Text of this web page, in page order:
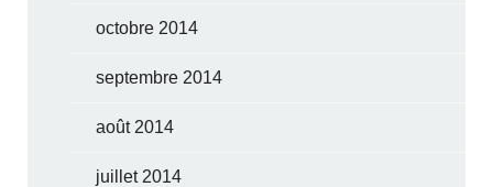
octobre 2014
septembre 2014
août 2014
juillet 2014